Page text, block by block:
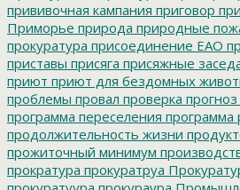
прививочная кампания приговор
Приморье природа природные
прокуратура присоединение ЕАО
приставы присяга присяжные
приют приют для бездомных
проблемы провал проверка прогноз
программа переселения программа
продолжительность жизни
прожиточный минимум
прократура прокуратруа